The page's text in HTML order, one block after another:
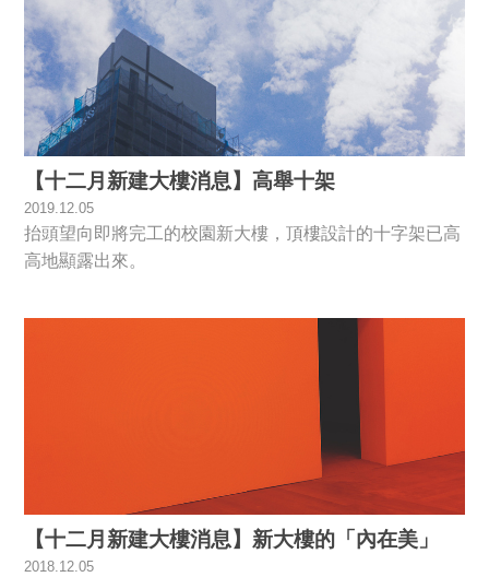
【十二月新建大樓消息】高舉十架
2019.12.05
抬頭望向即將完工的校園新大樓，頂樓設計的十字架已高
高地顯露出來。
【十二月新建大樓消息】新大樓的「內在美」
2018.12.05